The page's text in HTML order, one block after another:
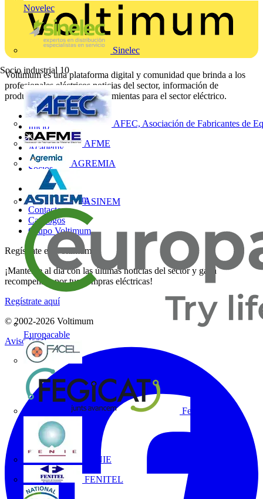
Novelec
Sinelec
Socio industrial 10
AFEC, Asociación de Fabricantes de
AFME
AGREMIA
ASINEM
Europacable
Fegicat
FENIE
FENITEL
Voltimum es una plataforma digital y comunidad que brinda a los
profesionales eléctricos noticias del sector, información de
productos, formación y herramientas para el sector eléctrico.
Mapa del sitio
Inicio
Noticias
Academy
Productos
Socios
Otros enlaces
Sobre Voltimum
Contacto
Catálogos
Grupo Voltimum
Regístrate en Voltimum
¡Mantente al día con las últimas noticias del sector y gana
recompensas por tus compras eléctricas!
Regístrate aquí
© 2002-2026 Voltimum
Aviso legal